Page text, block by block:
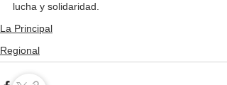
lucha y solidaridad.
La Principal
Regional